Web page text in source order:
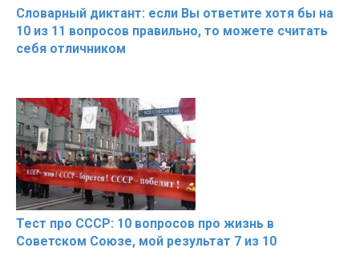
Словарный диктант: если Вы ответите хотя бы на
10 из 11 вопросов правильно, то можете считать
себя отличником
Тест про СССР: 10 вопросов про жизнь в
Советском Союзе, мой результат 7 из 10